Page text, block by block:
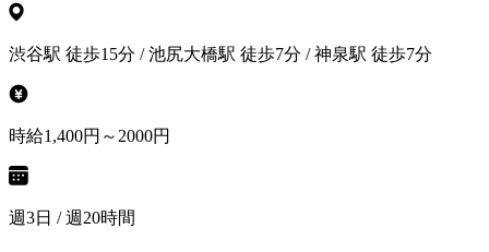
渋谷駅 徒歩15分 / 池尻大橋駅 徒歩7分 / 神泉駅 徒歩7分
時給1,400円～2000円
週3日 / 週20時間